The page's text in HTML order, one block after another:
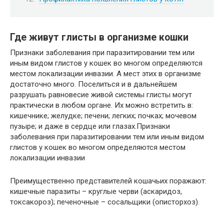
Где живут глисты в организме кошки
Признаки заболевания при паразитировании тем или
иным видом глистов у кошек во многом определяются
местом локализации инвазии. А мест этих в организме
достаточно много. Поселиться и в дальнейшем
разрушать равновесие живой системы глисты могут
практически в любом органе. Их можно встретить в:
кишечнике; желудке; печени; легких; почках; мочевом
пузыре; и даже в сердце или глазах.Признаки
заболевания при паразитировании тем или иным видом
глистов у кошек во многом определяются местом
локализации инвазии
Преимущественно представителей кошачьих поражают:
кишечные паразиты – круглые черви (аскаридоз,
токсакороз); печеночные – сосальщики (описторхоз).